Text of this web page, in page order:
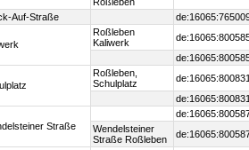
Auf-Straße
Roßleben
Kaliwerk
Roßleben,
Schulplatz
Straße
Wendelsteiner
Straße Roßleben